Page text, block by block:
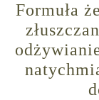
Formuła